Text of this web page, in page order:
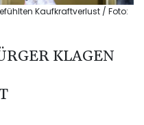
Kaufkraftverlust / Foto:
KLAGEN